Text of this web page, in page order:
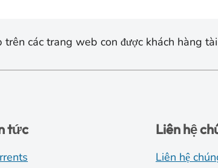
các trang web con được khách hàng
tức Liên hệ
Liên hệ